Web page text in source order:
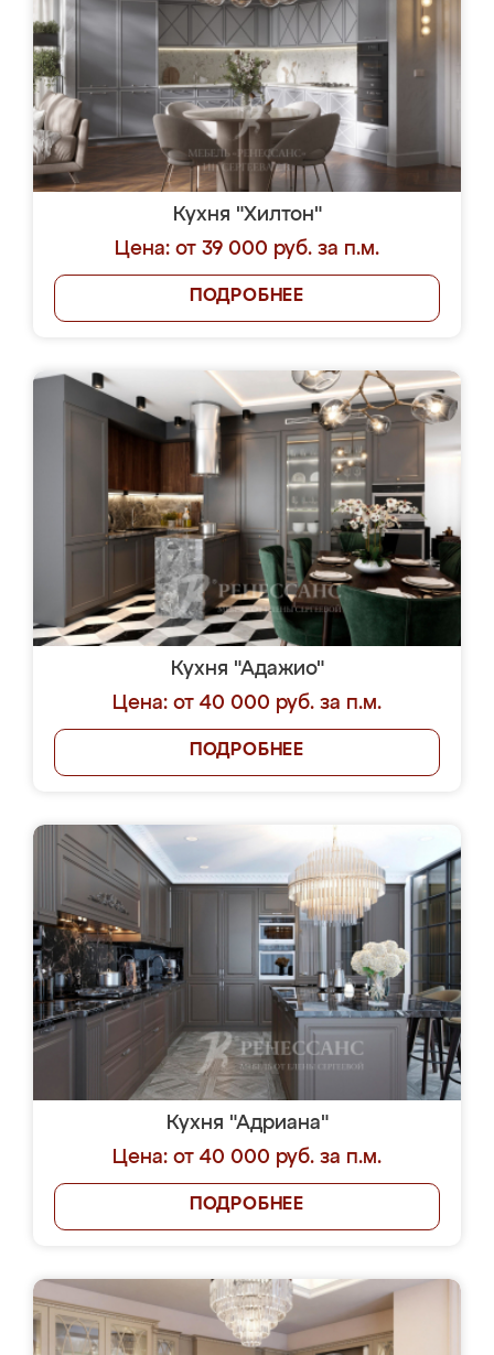
Кухня "Хилтон"
Цена: от 39 000 руб. за п.м.
ПОДРОБНЕЕ
Кухня "Адажио"
Цена: от 40 000 руб. за п.м.
ПОДРОБНЕЕ
Кухня "Адриана"
Цена: от 40 000 руб. за п.м.
ПОДРОБНЕЕ